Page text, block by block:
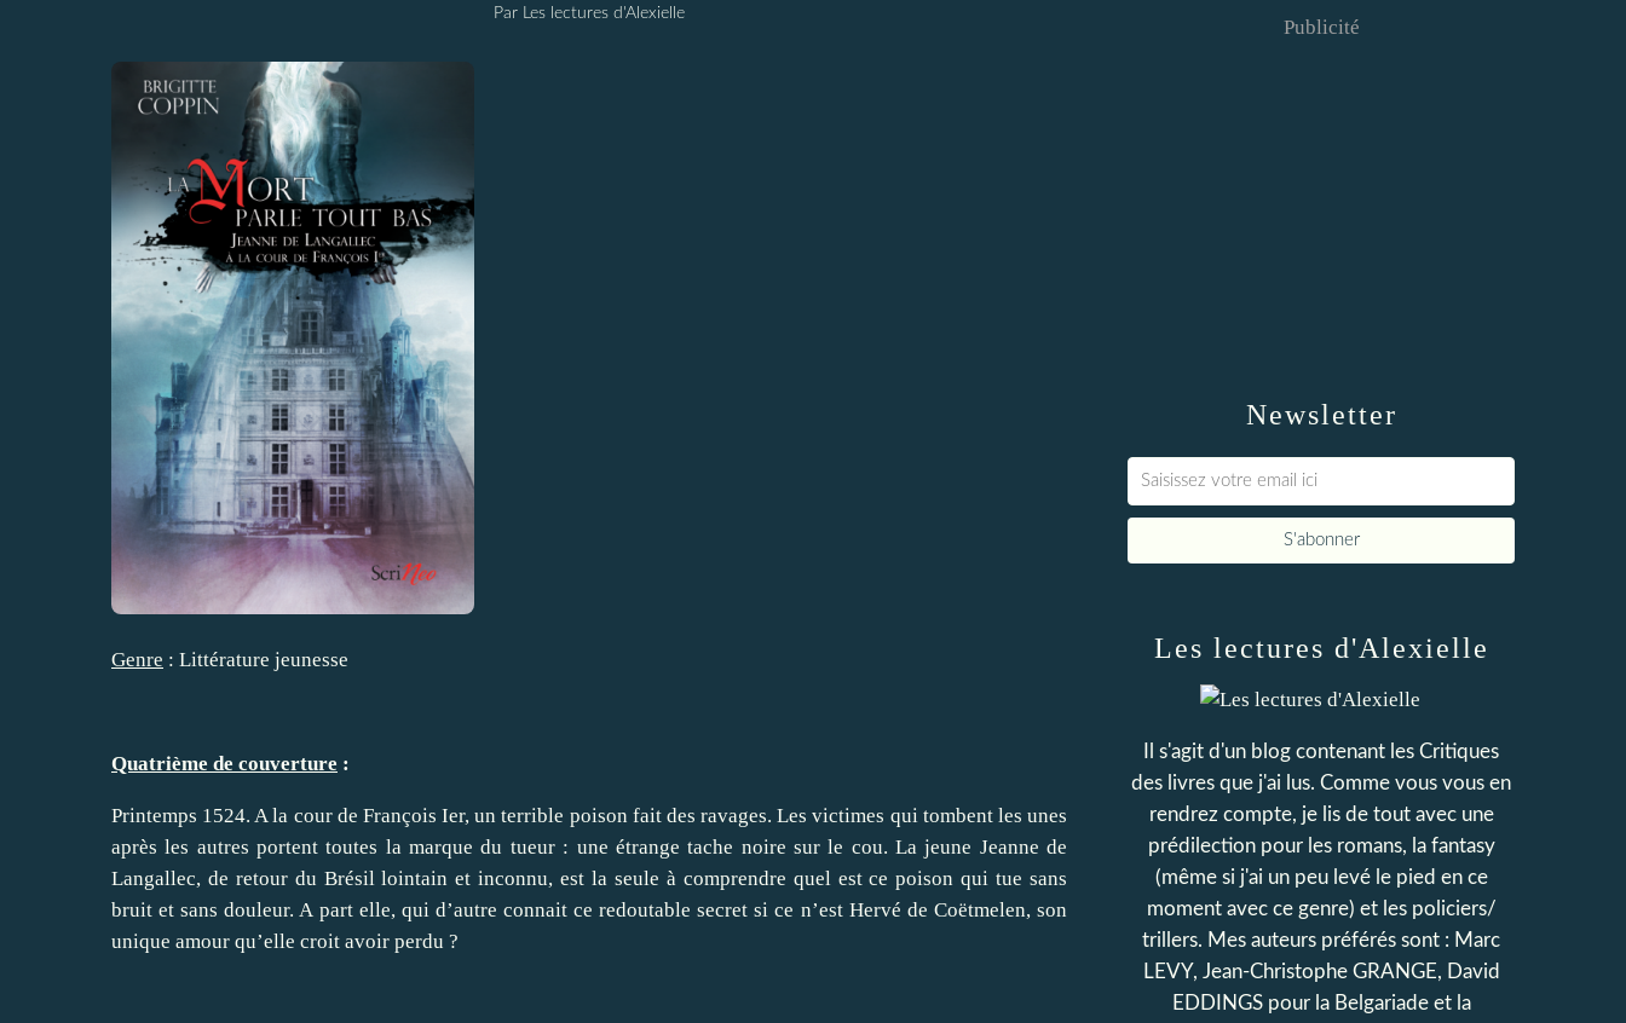
Par Les lectures d'Alexielle
Genre : Littérature jeunesse
Quatrième de couverture :
Printemps 1524. A la cour de François Ier, un terrible poison fait des ravages. Les victimes qui tombent les unes
après les autres portent toutes la marque du tueur : une étrange tache noire sur le cou. La jeune Jeanne de
Langallec, de retour du Brésil lointain et inconnu, est la seule à comprendre quel est ce poison qui tue sans
bruit et sans douleur. A part elle, qui d’autre connait ce redoutable secret si ce n’est Hervé de Coëtmelen, son
unique amour qu’elle croit avoir perdu ?
Newsletter
Publicité
Les lectures d'Alexielle
Il s'agit d'un blog contenant les Critiques
des livres que j'ai lus. Comme vous vous en
rendrez compte, je lis de tout avec une
prédilection pour les romans, la fantasy
(même si j'ai un peu levé le pied en ce
moment avec ce genre) et les policiers/
trillers. Mes auteurs préférés sont : Marc
LEVY, Jean-Christophe GRANGE, David
EDDINGS pour la Belgariade et la